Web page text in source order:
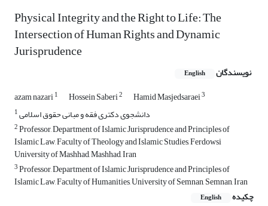
Physical Integrity and the Right to Life: The
Intersection of Human Rights and Dynamic
Jurisprudence
نویسندگان English
azam nazari1 Hossein Saberi2 Hamid Masjedsaraei3
1دانشجوی دکتری فقه و مبانی حقوق اسلامی
2Professor, Department of Islamic Jurisprudence and Principles of
Islamic Law, Faculty of Theology and Islamic Studies, Ferdowsi
University of Mashhad, Mashhad, Iran
3Professor, Department of Islamic Jurisprudence and Principles of
Islamic Law, Faculty of Humanities, University of Semnan, Semnan, Iran
چکیده
English